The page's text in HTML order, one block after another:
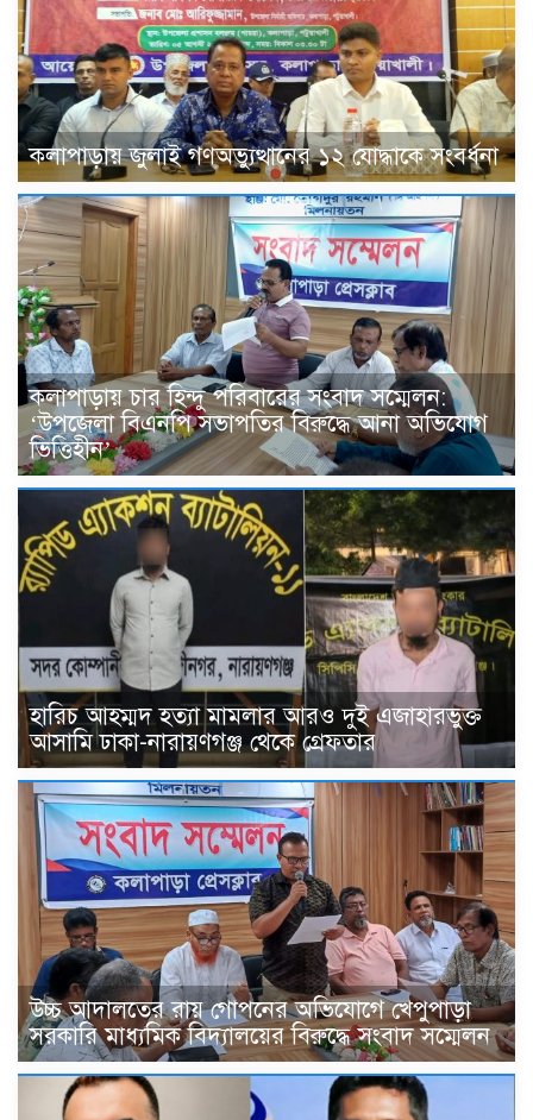
কলাপাড়ায় জুলাই গণঅভ্যুত্থানের ১২ যোদ্ধাকে সংবর্ধনা
কলাপাড়ায় চার হিন্দু পরিবারের সংবাদ সম্মেলন:
‘উপজেলা বিএনপি সভাপতির বিরুদ্ধে আনা অভিযোগ
ভিত্তিহীন’
হারিচ আহম্মদ হত্যা মামলার আরও দুই এজাহারভুক্ত
আসামি ঢাকা-নারায়ণগঞ্জ থেকে গ্রেফতার
উচ্চ আদালতের রায় গোপনের অভিযোগে খেপুপাড়া
সরকারি মাধ্যমিক বিদ্যালয়ের বিরুদ্ধে সংবাদ সম্মেলন